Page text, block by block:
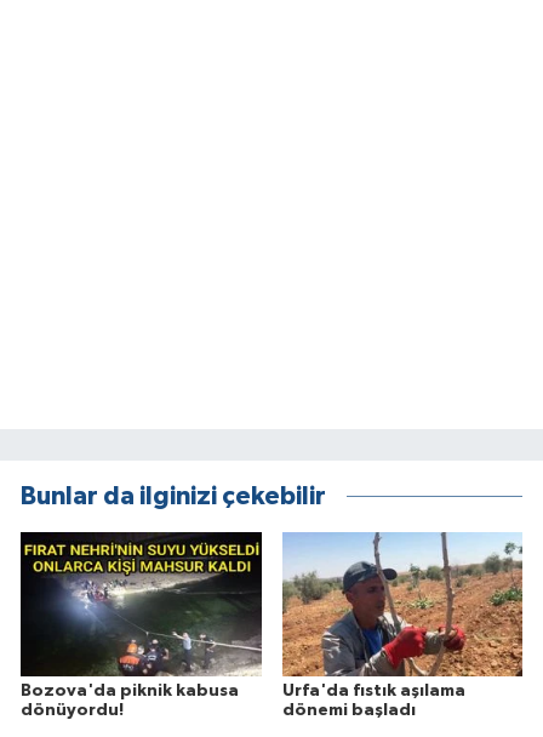
Bunlar da ilginizi çekebilir
Bozova'da piknik kabusa
dönüyordu!
Urfa'da fıstık aşılama
dönemi başladı